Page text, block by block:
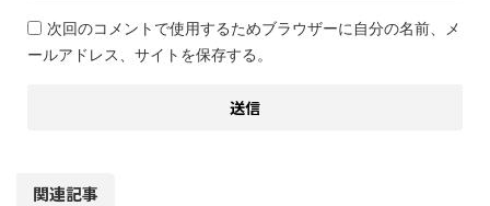
次回のコメントで使用するためブラウザーに自分の名前、メ
ールアドレス、サイトを保存する。
関連記事